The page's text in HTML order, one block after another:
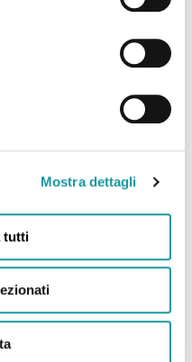
Mostra dettagli
tutti
– Azienda
di